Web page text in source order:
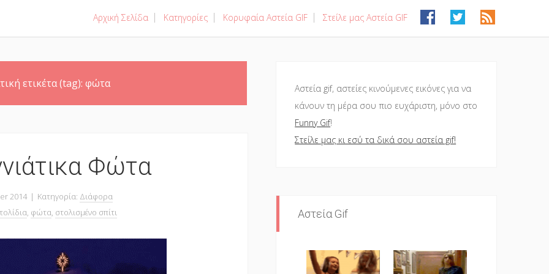
Αρχική Σελίδα Κατηγορίες Κορυφαία Αστεία GIF Στείλε μας Αστεία GIF
ετικέτα (tag): φώτα
Φώτα
2014 | Κατηγορία: Διάφορα
, φώτα, στολισμένο σπίτι
Αστεία gif, αστείες κινούμενες εικόνες για να
κάνουν τη μέρα σου πιο ευχάριστη, μόνο στο
Funny Gif!
Στείλε μας κι εσύ τα δικά σου αστεία gif!
Αστεία Gif